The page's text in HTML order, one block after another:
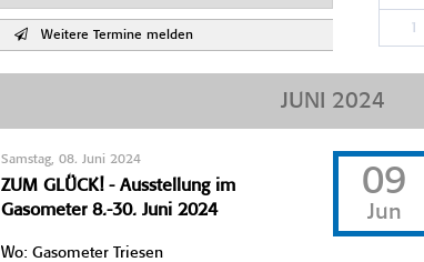
Weitere Termine melden 1
JUNI 2024
Samstag, 08. Juni 2024
ZUM GLÜCK! - Ausstellung im
Gasometer 8.-30. Juni 2024
Wo: Gasometer Triesen
09
Jun